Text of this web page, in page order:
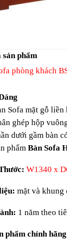
phẩm
phòng khách
Sofa mặt gỗ liền
ghép hộp
dưới gầm bàn
phẩm Bàn Sofa
W1340 x
mặt và khung
1 năm theo
phẩm chính